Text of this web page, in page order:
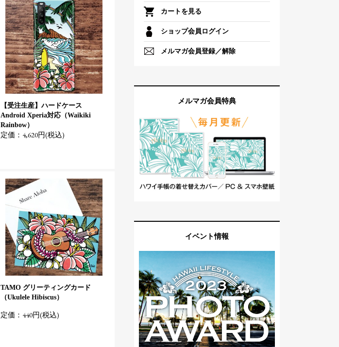
【受注生産】ハードケース
Android Xperia対応（Waikiki
Rainbow）
定価：4,620円(税込)
TAMO グリーティングカード
（Ukulele Hibiscus）
定価：440円(税込)
カートを見る
ショップ会員ログイン
メルマガ会員登録／解除
メルマガ会員特典
イベント情報